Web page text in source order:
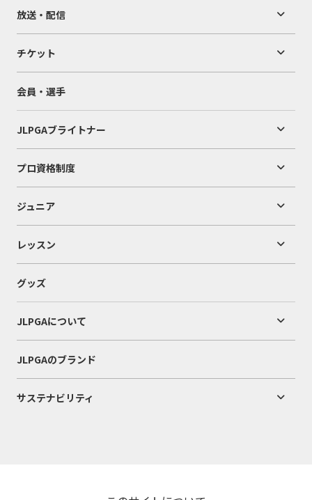
放送・配信
チケット
会員・選手
JLPGAブライトナー
プロ資格制度
ジュニア
レッスン
グッズ
JLPGAについて
JLPGAのブランド
サステナビリティ